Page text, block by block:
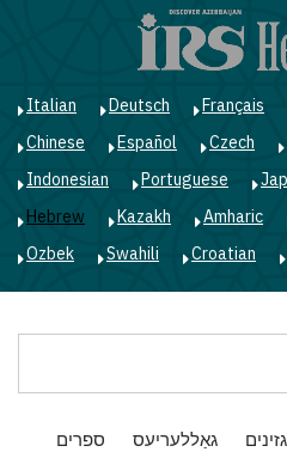
Français
Deutsch
Italian
Czech
Español
Chinese
Portuguese
Indonesian
Amharic
Kazakh
Hebrew
Croatian
Swahili
Ozbek
גאַללעריעס
ספרים